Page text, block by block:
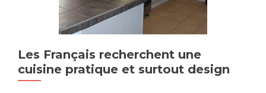
Les Français recherchent une
cuisine pratique et surtout design